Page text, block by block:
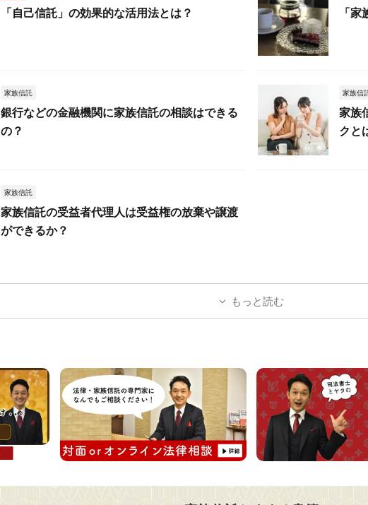
「自己信託」の効果的な活用法とは？ 「
家族信託
銀行などの金融機関に家族信託の相談はできる
の？
家族信
家族
クと
家族信託
家族信託の受益者代理人は受益権の放棄や譲渡
ができるか？
もっと読む